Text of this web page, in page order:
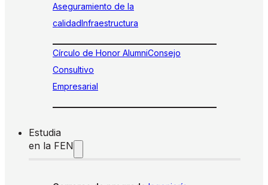
Aseguramiento de la
calidadInfraestructura
Círculo de Honor AlumniConsejo
Consultivo
Empresarial
Estudia
en la FEN